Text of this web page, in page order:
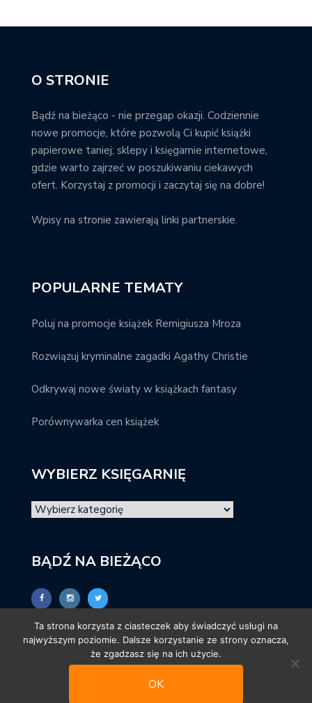
O STRONIE
Bądź na bieżąco - nie przegap okazji. Codziennie
nowe promocje, które pozwolą Ci kupić książki
papierowe taniej; sklepy i księgarnie internetowe,
gdzie warto zajrzeć w poszukiwaniu ciekawych
ofert. Korzystaj z promocji i zaczytaj się na dobre!
Wpisy na stronie zawierają linki partnerskie.
POPULARNE TEMATY
Poluj na promocje książek Remigiusza Mroza
Rozwiązuj kryminalne zagadki Agathy Christie
Odkrywaj nowe światy w książkach fantasy
Porównywarka cen książek
WYBIERZ KSIĘGARNIĘ
BĄDŹ NA BIEŻĄCO
© promocjeksiazkowe.pl
Ta strona korzysta z ciasteczek aby świadczyć usługi na
najwyższym poziomie. Dalsze korzystanie ze strony oznacza,
że zgadzasz się na ich użycie.
OK